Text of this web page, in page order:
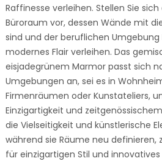
Raffinesse verleihen. Stellen Sie
Büroraum vor, dessen Wände mit
sind und der beruflichen
modernes Flair verleihen. Das
eisjadegrünem Marmor passt sich
Umgebungen an, sei es in
Firmenräumen oder Kunstateliers,
Einzigartigkeit und
die Vielseitigkeit und künstlerische
während sie Räume neu definieren,
für einzigartigen Stil und